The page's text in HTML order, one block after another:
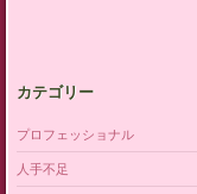
カテゴリー
プロフェッショナル
人手不足